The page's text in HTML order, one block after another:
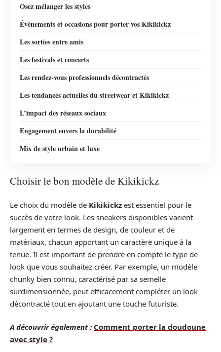
Osez mélanger les styles
Événements et occasions pour porter vos Kikikickz
Les sorties entre amis
Les festivals et concerts
Les rendez-vous professionnels décontractés
Les tendances actuelles du streetwear et Kikikickz
L’impact des réseaux sociaux
Engagement envers la durabilité
Mix de style urbain et luxe
Choisir le bon modèle de Kikikickz
Le choix du modèle de Kikikickz est essentiel pour le
succès de votre look. Les sneakers disponibles varient
largement en termes de design, de couleur et de
matériaux, chacun apportant un caractère unique à la
tenue. Il est important de prendre en compte le type de
look que vous souhaitez créer. Par exemple, un modèle
chunky bien connu, caractérisé par sa semelle
surdimensionnée, peut efficacement compléter un look
décontracté tout en ajoutant une touche futuriste.
A découvrir également : Comment porter la doudoune
avec style ?